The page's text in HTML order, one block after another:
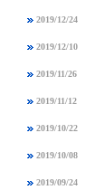
2019/12/24
2019/12/10
2019/11/26
2019/11/12
2019/10/22
2019/10/08
2019/09/24